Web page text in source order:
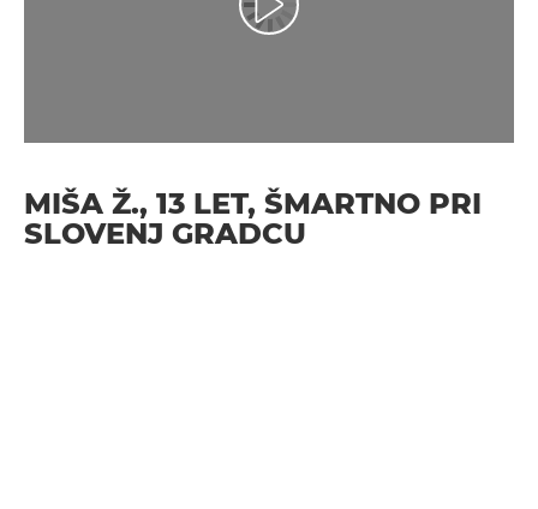
Predvajaj videoposnetek
MIŠA Ž., 13 LET, ŠMARTNO PRI
SLOVENJ GRADCU